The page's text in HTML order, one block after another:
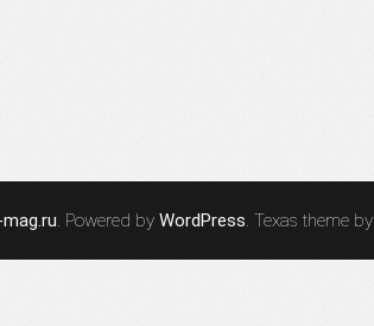
. Powered by WordPress. Texas theme by